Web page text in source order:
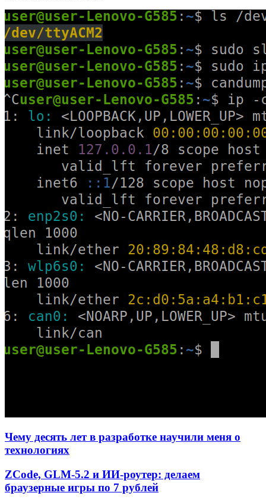
Чему десять лет в разработке научили меня о
технологиях
ZCode, GLM-5.2 и ИИ-роутер: делаем
браузерные игры по 7 рублей